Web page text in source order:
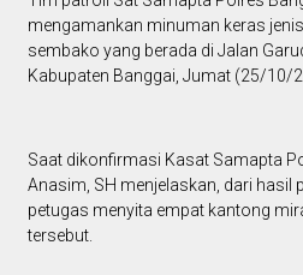
mengamankan minuman keras
sembako yang berada di Jalan
Kabupaten Banggai, Jumat (25/10/
Saat dikonfirmasi Kasat Samapta
Anasim, SH menjelaskan, dari hasil
petugas menyita empat kantong
tersebut.